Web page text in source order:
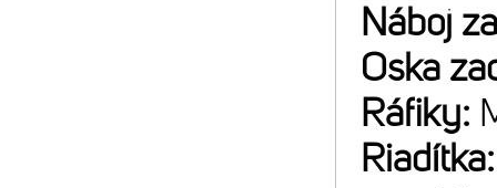
Náboj
Oska
Ráfiky: